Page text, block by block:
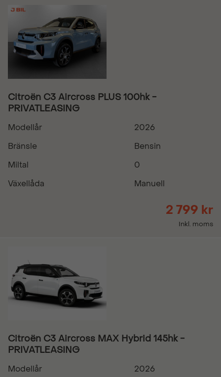
Citroën C3 Aircross PLUS 100hk -
PRIVATLEASING
Modellår
2026
Bränsle
Bensin
Miltal
0
Växellåda
Manuell
2 799 kr
Inkl. moms
Citroën C3 Aircross MAX Hybrid 145hk -
PRIVATLEASING
Modellår
2026